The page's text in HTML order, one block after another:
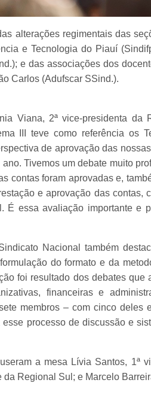
alterações regimentais das
e Tecnologia do Piauí
e das associações dos
Carlos (Adufscar SSind.).
Viana, 2ª vice-presidenta
III teve como referência os
de aprovação das
ano. Tivemos um debate muito
contas foram aprovadas e,
e aprovação das
É essa avaliação importante e
Nacional também
do formato e da
foi resultado dos debates
financeiras e
membros – com cinco deles
processo de discussão e
a mesa Lívia Santos, 1ª
da Regional Sul; e Marcelo